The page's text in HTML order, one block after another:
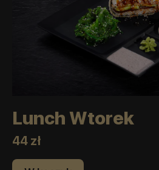
Lunch Wtorek
44 zł